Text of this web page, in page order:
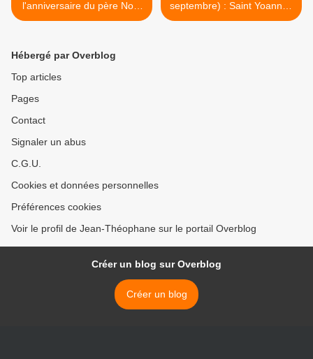
l'anniversaire du père Noël
russe
septembre) : Saint Yoann le
Patriarche de
Hébergé par Overblog
Top articles
Pages
Contact
Signaler un abus
C.G.U.
Cookies et données personnelles
Préférences cookies
Voir le profil de Jean-Théophane sur le portail Overblog
Créer un blog sur Overblog
Créer un blog